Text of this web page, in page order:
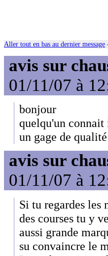
Aller tout en bas au dernier message
avis sur
01/11/07 à
bonjour
quelqu'un connait
un gage de
avis sur
01/11/07 à
Si tu regardes les
des courses tu y
aussi grande
su convaincre le